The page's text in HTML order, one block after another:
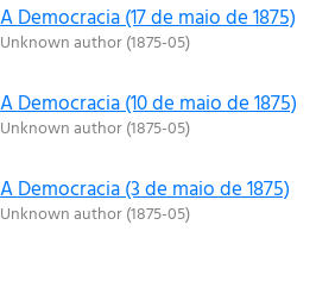
A Democracia (17 de maio de 1875)
Unknown author(1875-05)
A Democracia (10 de maio de 1875)
Unknown author(1875-05)
A Democracia (3 de maio de 1875)
Unknown author(1875-05)